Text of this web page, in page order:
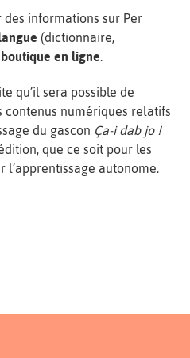
informations sur Per
(dictionnaire,
boutique en ligne.
qu’il sera possible de
contenus numériques relatifs
du gascon Ça-i dab jo !
que ce soit pour les
l’apprentissage autonome.